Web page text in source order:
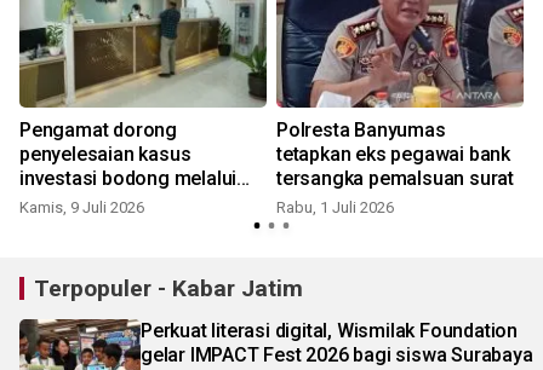
Pengamat dorong
penyelesaian kasus
investasi bodong melalui
kepolisian
Kamis, 9 Juli 2026
Polresta Banyumas
tetapkan eks pegawai bank
tersangka pemalsuan surat
Rabu, 1 Juli 2026
Terpopuler - Kabar Jatim
Perkuat literasi digital, Wismilak Foundation
gelar IMPACT Fest 2026 bagi siswa Surabaya